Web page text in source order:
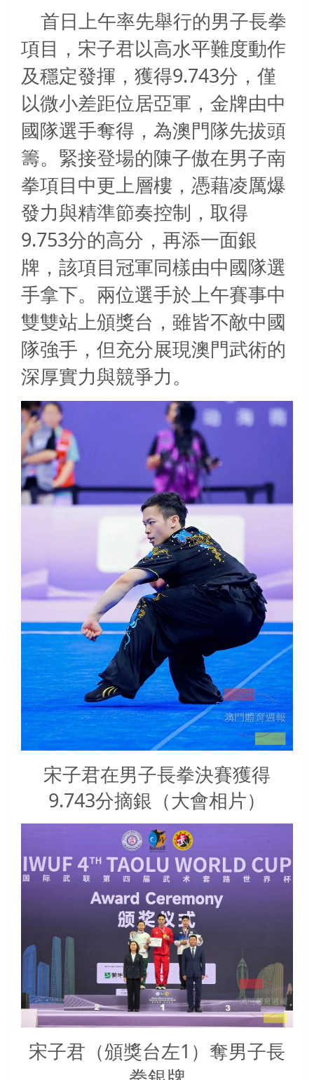
首日上午率先舉行的男子長拳
項目，宋子君以高水平難度動作
及穩定發揮，獲得9.743分，僅
以微小差距位居亞軍，金牌由中
國隊選手奪得，為澳門隊先拔頭
籌。緊接登場的陳子傲在男子南
拳項目中更上層樓，憑藉凌厲爆
發力與精準節奏控制，取得
9.753分的高分，再添一面銀
牌，該項目冠軍同樣由中國隊選
手拿下。兩位選手於上午賽事中
雙雙站上頒獎台，雖皆不敵中國
隊強手，但充分展現澳門武術的
深厚實力與競爭力。
宋子君在男子長拳決賽獲得
9.743分摘銀（大會相片）
宋子君（頒獎台左1）奪男子長